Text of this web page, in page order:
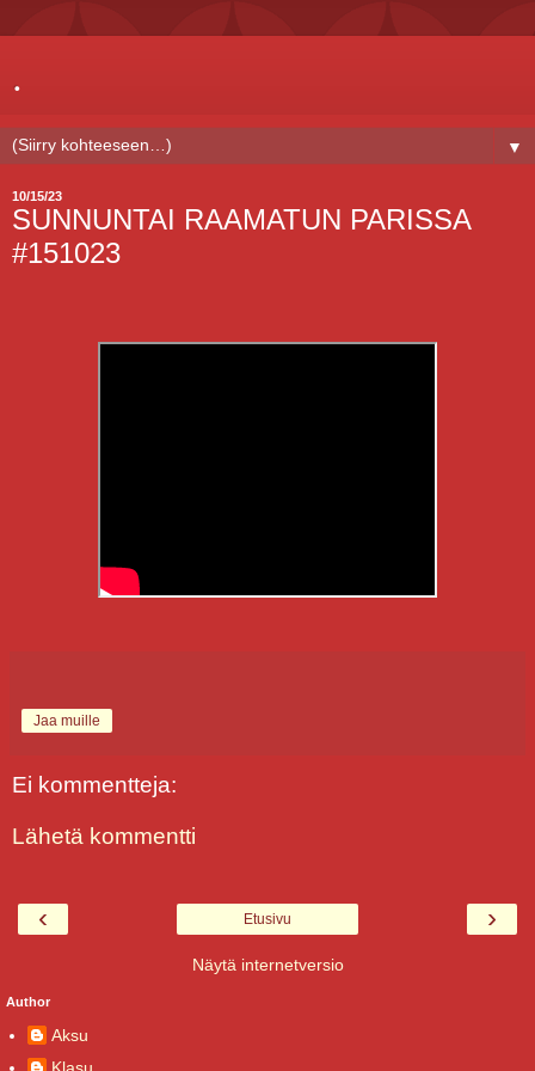
.
▼
10/15/23
SUNNUNTAI RAAMATUN PARISSA
#151023
Jaa muille
Ei kommentteja:
Lähetä kommentti
‹ ›
Etusivu
Näytä internetversio
Author
Aksu